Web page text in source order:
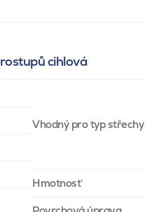
cihlová
Vhodný pro typ střechy
Hmotnosť